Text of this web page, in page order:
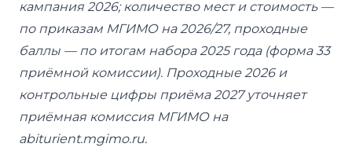
кампания 2026; количество мест и стоимость —
по приказам МГИМО на 2026/27, проходные
баллы — по итогам набора 2025 года (форма 33
приёмной комиссии). Проходные 2026 и
контрольные цифры приёма 2027 уточняет
приёмная комиссия МГИМО на
abiturient.mgimo.ru.